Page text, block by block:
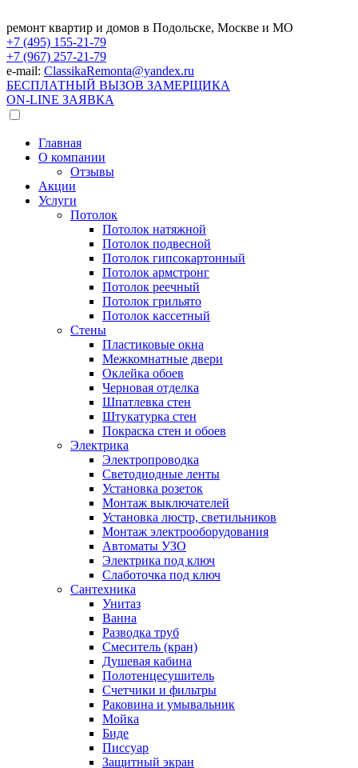
ремонт квартир и домов в Подольске, Москве и МО
+7 (495) 155-21-79
+7 (967) 257-21-79
e-mail: ClassikaRemonta@yandex.ru
БЕСПЛАТНЫЙ ВЫЗОВ ЗАМЕРЩИКА
ON-LINE ЗАЯВКА
Главная
О компании
Отзывы
Акции
Услуги
Потолок
Потолок натяжной
Потолок подвесной
Потолок гипсокартонный
Потолок армстронг
Потолок реечный
Потолок грильято
Потолок кассетный
Стены
Пластиковые окна
Межкомнатные двери
Оклейка обоев
Черновая отделка
Шпатлевка стен
Штукатурка стен
Покраска стен и обоев
Электрика
Электропроводка
Светодиодные ленты
Установка розеток
Монтаж выключателей
Установка люстр, светильников
Монтаж электрооборудования
Автоматы УЗО
Электрика под ключ
Слаботочка под ключ
Сантехника
Унитаз
Ванна
Разводка труб
Смеситель (кран)
Душевая кабина
Полотенцесушитель
Счетчики и фильтры
Раковина и умывальник
Мойка
Биде
Писсуар
Защитный экран